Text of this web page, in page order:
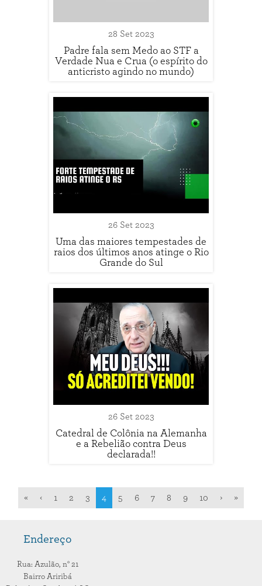
28 Set 2023
Padre fala sem Medo ao STF a
Verdade Nua e Crua (o espírito do
anticristo agindo no mundo)
26 Set 2023
Uma das maiores tempestades de
raios dos últimos anos atinge o Rio
Grande do Sul
26 Set 2023
Catedral de Colônia na Alemanha
e a Rebelião contra Deus
declarada!!
« ‹ 1 2 3 4 5 6 7 8 9 10 › »
Endereço
Rua: Azulão, n° 21
Bairro Ariribá